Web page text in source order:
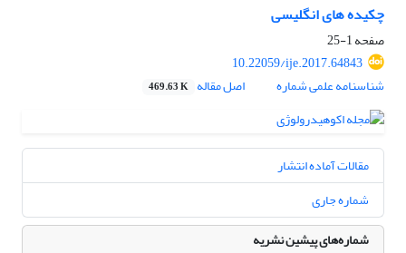
چکیده های انگلیسی
صفحه1-25
10.22059/ije.2017.64843
شناسنامه علمی شماره
اصل مقاله 469.63 K
مقالات آماده انتشار
شماره جاری
شماره‌های پیشین نشریه